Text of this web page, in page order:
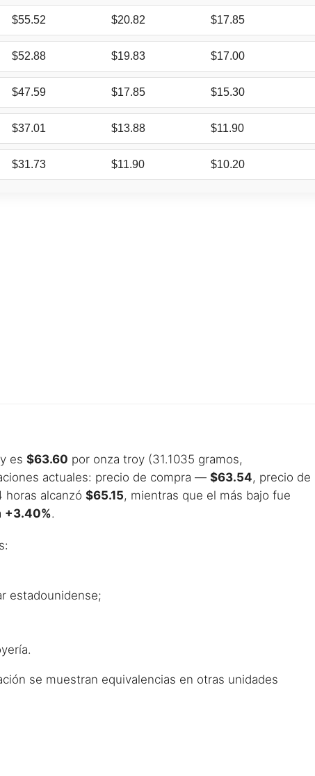
$55.52 $20.82 $17.85
$52.88 $19.83 $17.00
$47.59 $17.85 $15.30
$37.01 $13.88 $11.90
$31.73 $11.90 $10.20
es $63.60 por onza troy (31.1035 gramos,
actuales: precio de compra — $63.54, precio de
horas alcanzó $65.15, mientras que el más bajo fue
+3.40%.
estadounidense;
se muestran equivalencias en otras unidades